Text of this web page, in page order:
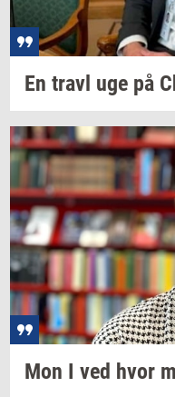
En travl uge på
Mon I ved hvor